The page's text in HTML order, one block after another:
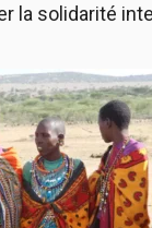
la solidarité